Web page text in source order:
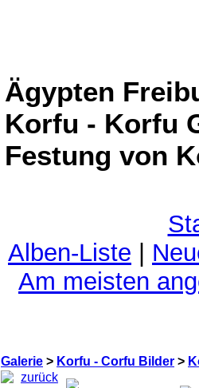
Ägypten
Korfu - Korfu
Festung von
Alben-Liste
Am meisten
Galerie > Korfu - Corfu Bilder >